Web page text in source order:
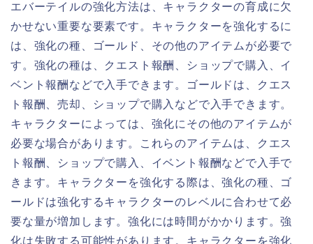
エバーテイルの強化方法は、キャラクターの育成に欠
かせない重要な要素です。キャラクターを強化するに
は、強化の種、ゴールド、その他のアイテムが必要で
す。強化の種は、クエスト報酬、ショップで購入、イ
ベント報酬などで入手できます。ゴールドは、クエス
ト報酬、売却、ショップで購入などで入手できます。
キャラクターによっては、強化にその他のアイテムが
必要な場合があります。これらのアイテムは、クエス
ト報酬、ショップで購入、イベント報酬などで入手で
きます。キャラクターを強化する際は、強化の種、ゴ
ールドは強化するキャラクターのレベルに合わせて必
要な量が増加します。強化には時間がかかります。強
化は失敗する可能性があります。キャラクターを強化